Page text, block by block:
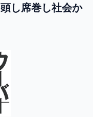
し席巻し社会か